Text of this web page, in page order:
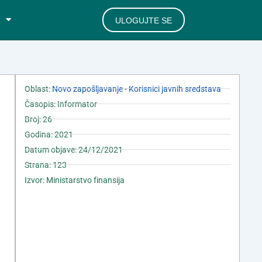
ULOGUJTE SE
Oblast:Novo zapošljavanje - Korisnici javnih sredstava
Časopis: Informator
Broj: 26
Godina: 2021
Datum objave: 24/12/2021
Strana: 123
Izvor: Ministarstvo finansija